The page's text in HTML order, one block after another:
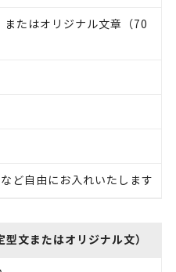
たはオリジナル文章（70
ど自由にお入れいたします
文またはオリジナル文）